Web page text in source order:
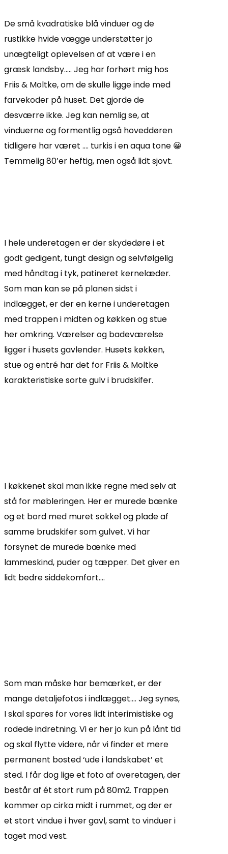
De små kvadratiske blå vinduer og de
rustikke hvide vægge understøtter jo
unægteligt oplevelsen af at være i en
græsk landsby….. Jeg har forhørt mig hos
Friis & Moltke, om de skulle ligge inde med
farvekoder på huset. Det gjorde de
desværre ikke. Jeg kan nemlig se, at
vinduerne og formentlig også hoveddøren
tidligere har været …. turkis i en aqua tone 😀
Temmelig 80’er heftig, men også lidt sjovt.
I hele underetagen er der skydedøre i et
godt gedigent, tungt design og selvfølgelig
med håndtag i tyk, patineret kernelæder.
Som man kan se på planen sidst i
indlægget, er der en kerne i underetagen
med trappen i midten og køkken og stue
her omkring. Værelser og badeværelse
ligger i husets gavlender. Husets køkken,
stue og entré har det for Friis & Moltke
karakteristiske sorte gulv i brudskifer.
I køkkenet skal man ikke regne med selv at
stå for møbleringen. Her er murede bænke
og et bord med muret sokkel og plade af
samme brudskifer som gulvet. Vi har
forsynet de murede bænke med
lammeskind, puder og tæpper. Det giver en
lidt bedre siddekomfort….
Som man måske har bemærket, er der
mange detaljefotos i indlægget…. Jeg synes,
I skal spares for vores lidt interimistiske og
rodede indretning. Vi er her jo kun på lånt tid
og skal flytte videre, når vi finder et mere
permanent bosted ‘ude i landskabet’ et
sted. I får dog lige et foto af overetagen, der
består af ét stort rum på 80m2. Trappen
kommer op cirka midt i rummet, og der er
et stort vindue i hver gavl, samt to vinduer i
taget mod vest.